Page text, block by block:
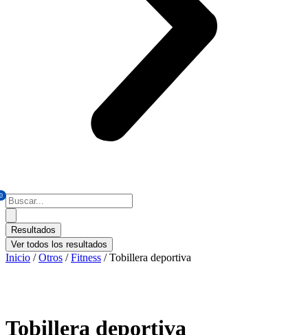
0 Search
...
Resultados
Ver todos los resultados
Inicio /Otros /Fitness / Tobillera deportiva
Tobillera deportiva